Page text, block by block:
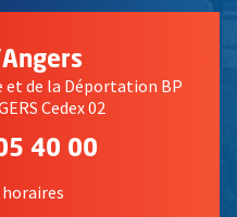
et de la Déportation BP
Cedex 02
40 00